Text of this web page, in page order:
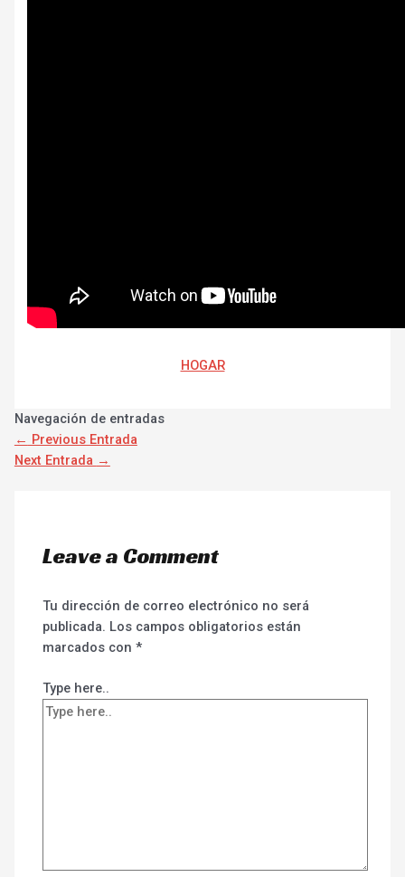
HOGAR
Navegación de entradas
← Previous Entrada
Next Entrada →
Leave a Comment
Tu dirección de correo electrónico no será
publicada. Los campos obligatorios están
marcados con*
Type here..